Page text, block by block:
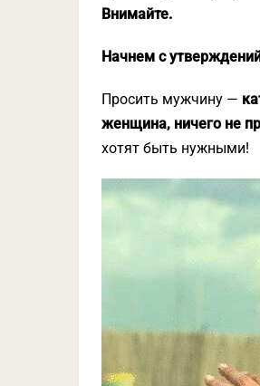
Внимайте.
Начнем с
Просить мужчину —
женщина, ничего не
хотят быть нужными!